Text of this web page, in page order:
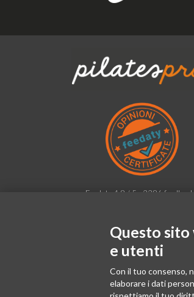
Feedaty 4.8 / 5 2386 feedbacks
Questo
e utenti
Con il tuo consenso,
elaborare i dati